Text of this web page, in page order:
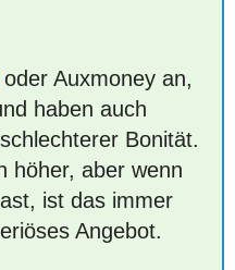
oder Auxmoney an,
haben auch
Bonität.
höher, aber wenn
ist das immer
Angebot.